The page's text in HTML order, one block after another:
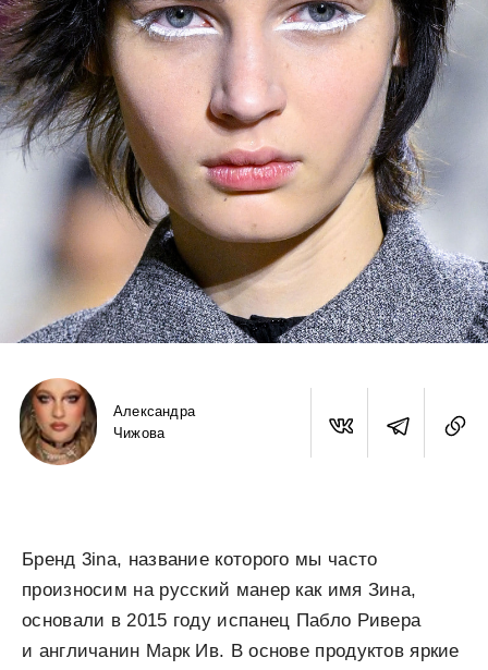
Александра
Чижова
Бренд 3ina, название которого мы часто
произносим на русский манер как имя Зина,
основали в 2015 году испанец Пабло Ривера
и англичанин Марк Ив. В основе продуктов яркие